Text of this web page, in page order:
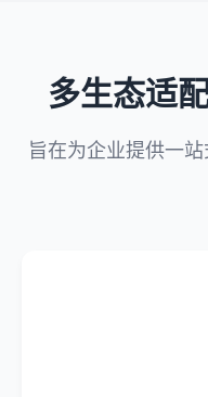
多生态适
旨在为企业提供一